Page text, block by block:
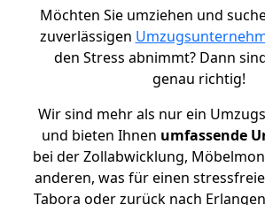
Möchten Sie umziehen und
zuverlässigen
den Stress abnimmt? Dann
genau richtig!
Wir sind mehr als nur ein
und bieten Ihnen umfassende
bei der Zollabwicklung,
anderen, was für einen
Tabora oder zurück nach